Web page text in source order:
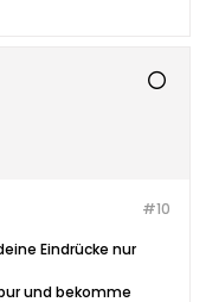
#10
Eindrücke nur
und bekomme